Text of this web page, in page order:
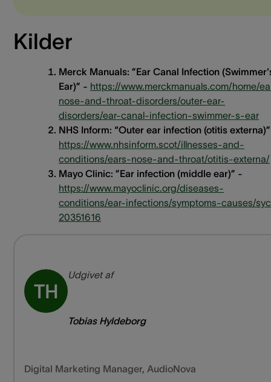
Kilder
Merck Manuals: ”Ear Canal Infection
Ear)” - https://www.merckmanuals.com/home/
nose-and-throat-disorders/outer-ear-
disorders/ear-canal-infection-swimmer-s-ear
NHS Inform: “Outer ear infection (otitis
https://www.nhsinform.scot/illnesses-and-
conditions/ears-nose-and-throat/otitis-externa/
Mayo Clinic: ”Ear infection (middle ear)” -
https://www.mayoclinic.org/diseases-
conditions/ear-infections/symptoms-causes/
20351616
TH
Udgivet af
Tobias Hyldeborg
Digital Marketing Manager, AudioNova